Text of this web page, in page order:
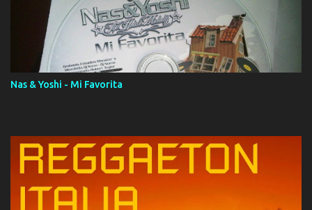
AAC M4A; comprato su iTunes e a disposizione vostra per il
download. REGGAETON ITALIA Nosotros Somos Los Del
Momento!
Nas & Yoshi - Mi Favorita